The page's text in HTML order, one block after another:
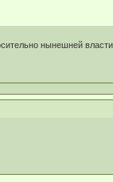
нынешней